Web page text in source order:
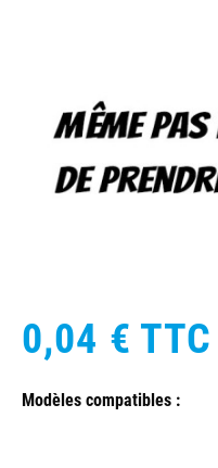
0,04 € TTC
Modèles compatibles :